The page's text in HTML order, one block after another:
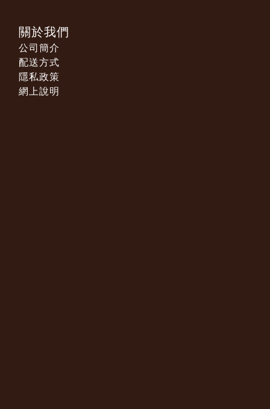
關於我們
公司簡介
配送方式
隱私政策
網上說明